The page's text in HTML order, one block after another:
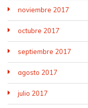
noviembre 2017
octubre 2017
septiembre 2017
agosto 2017
julio 2017